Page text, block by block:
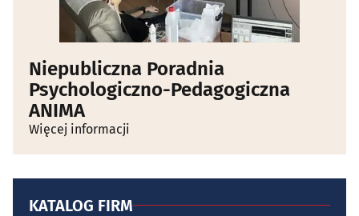
Niepubliczna Poradnia
Psychologiczno-Pedagogiczna
ANIMA
Więcej informacji
KATALOG FIRM